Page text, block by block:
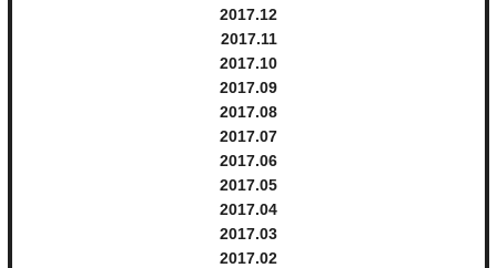
2017.12
2017.11
2017.10
2017. 9
2017. 8
2017. 7
2017. 6
2017. 5
2017. 4
2017. 3
2017. 2